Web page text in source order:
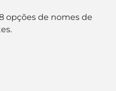
opções de nomes de